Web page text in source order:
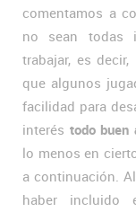
comentamos a
no sean todas
trabajar, es
que algunos
facilidad para
interés todo buen
lo menos en
a continuación.
haber incluido